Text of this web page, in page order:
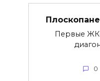
Первые
0